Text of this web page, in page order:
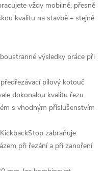
vždy mobilně, přesně
kvalitu na stavbě – stejně
výsledky práce při
pilový kotouč
dokonalou kvalitu řezu
s vhodným příslušenstvím
zabraňuje
při řezání a při zanoření